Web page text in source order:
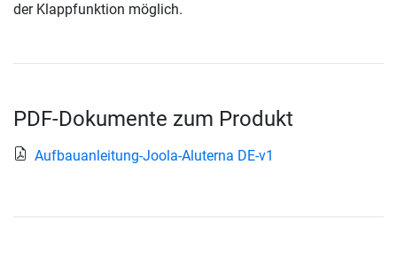
der Klappfunktion möglich.
PDF-Dokumente zum Produkt
Aufbauanleitung-Joola-Aluterna DE-v1